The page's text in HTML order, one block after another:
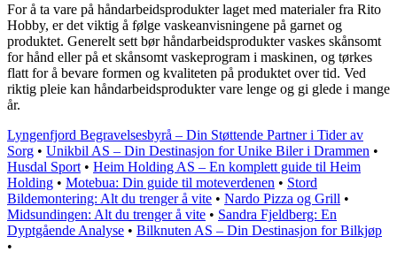
For å ta vare på håndarbeidsprodukter laget med materialer fra Rito
Hobby, er det viktig å følge vaskeanvisningene på garnet og
produktet. Generelt sett bør håndarbeidsprodukter vaskes skånsomt
for hånd eller på et skånsomt vaskeprogram i maskinen, og tørkes
flatt for å bevare formen og kvaliteten på produktet over tid. Ved
riktig pleie kan håndarbeidsprodukter vare lenge og gi glede i mange
år.
Lyngenfjord Begravelsesbyrå – Din Støttende Partner i Tider av
Sorg • Unikbil AS – Din Destinasjon for Unike Biler i Drammen •
Husdal Sport • Heim Holding AS – En komplett guide til Heim
Holding • Motebua: Din guide til moteverdenen • Stord
Bildemontering: Alt du trenger å vite • Nardo Pizza og Grill •
Midsundingen: Alt du trenger å vite • Sandra Fjeldberg: En
Dyptgående Analyse • Bilknuten AS – Din Destinasjon for Bilkjøp
•